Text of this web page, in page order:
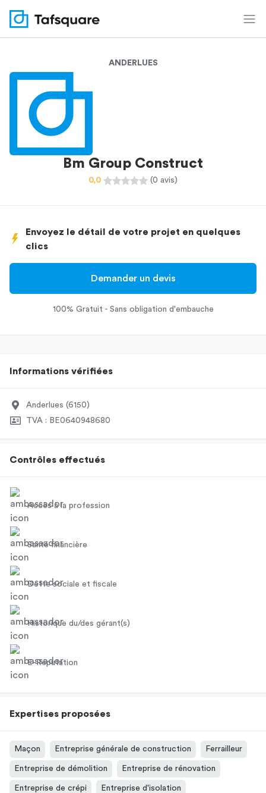
ANDERLUES
Bm Group Construct
0,0 (0 avis)
Envoyez le détail de votre projet en quelques
clics
Demander un devis
100% Gratuit - Sans obligation d'embauche
Informations vérifiées
Anderlues (6150)
TVA : BE0640948680
Contrôles effectués
Accès à la profession
Santé financière
Dette sociale et fiscale
Historique du/des gérant(s)
E-Réputation
Expertises proposées
Maçon Entreprise générale de construction Ferrailleur
Entreprise de démolition Entreprise de rénovation
Entreprise de crépi Entreprise d'isolation